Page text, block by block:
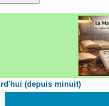
(depuis minuit)